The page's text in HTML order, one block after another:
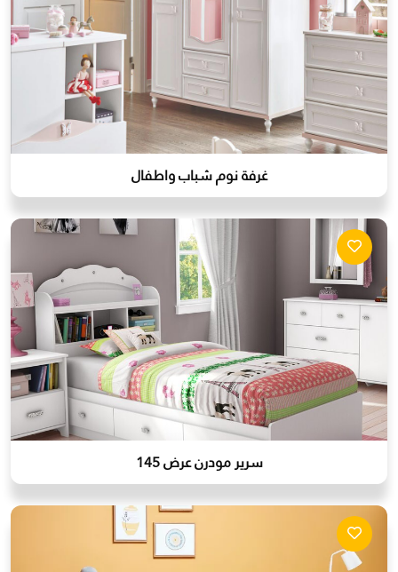
غرفة نوم شباب واطفال
سرير مودرن عرض 145